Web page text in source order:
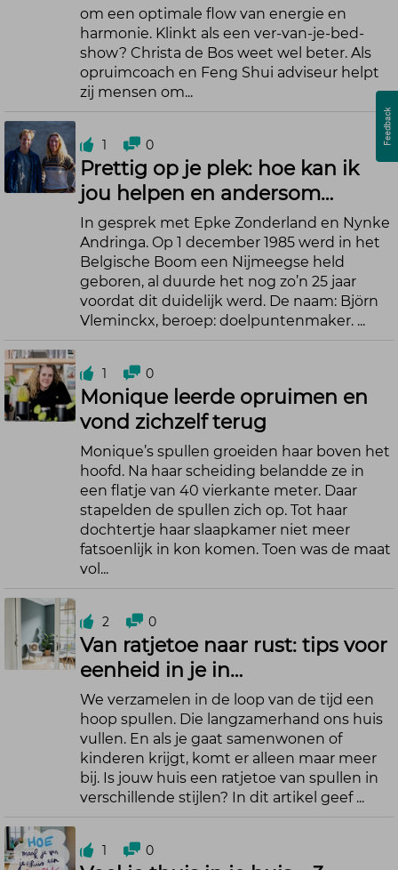
om een optimale flow van energie en
harmonie. Klinkt als een ver-van-je-bed-
show? Christa de Bos weet wel beter. Als
opruimcoach en Feng Shui adviseur helpt
zij mensen om...
1 0
Prettig op je plek: hoe kan ik
jou helpen en andersom…
In gesprek met Epke Zonderland en Nynke
Andringa. Op 1 december 1985 werd in het
Belgische Boom een Nijmeegse held
geboren, al duurde het nog zo’n 25 jaar
voordat dit duidelijk werd. De naam: Björn
Vleminckx, beroep: doelpuntenmaker. ...
1 0
Monique leerde opruimen en
vond zichzelf terug
Monique’s spullen groeiden haar boven het
hoofd. Na haar scheiding belandde ze in
een flatje van 40 vierkante meter. Daar
stapelden de spullen zich op. Tot haar
dochtertje haar slaapkamer niet meer
fatsoenlijk in kon komen. Toen was de maat
vol...
2 0
Van ratjetoe naar rust: tips voor
eenheid in je in…
We verzamelen in de loop van de tijd een
hoop spullen. Die langzamerhand ons huis
vullen. En als je gaat samenwonen of
kinderen krijgt, komt er alleen maar meer
bij. Is jouw huis een ratjetoe van spullen in
verschillende stijlen? In dit artikel geef ...
1 0